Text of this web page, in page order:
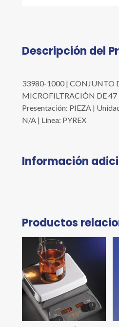
Descripción del
33980-1000 | CONJUNTO
MICROFILTRACIÓN DE 47
Presentación: PIEZA |
N/A | Línea: PYREX
Información
Productos